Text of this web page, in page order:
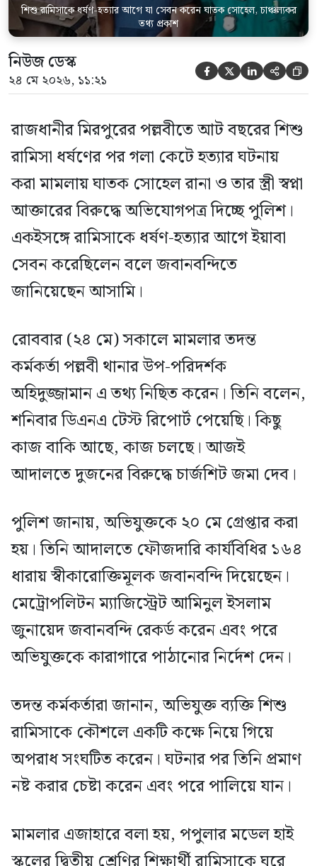
শিশু রামিসাকে ধর্ষণ-হত্যার আগে যা সেবন করেন ঘাতক সোহেল, চাঞ্চল্যকর
তথ্য প্রকাশ
নিউজ ডেস্ক
২৪ মে ২০২৬, ১১:২১     
রাজধানীর মিরপুরের পল্লবীতে আট বছরের শিশু
রামিসা ধর্ষণের পর গলা কেটে হত্যার ঘটনায়
করা মামলায় ঘাতক সোহেল রানা ও তার স্ত্রী স্বপ্না
আক্তারের বিরুদ্ধে অভিযোগপত্র দিচ্ছে পুলিশ।
একইসঙ্গে রামিসাকে ধর্ষণ-হত্যার আগে ইয়াবা
সেবন করেছিলেন বলে জবানবন্দিতে
জানিয়েছেন আসামি।
রোববার (২৪ মে) সকালে মামলার তদন্ত
কর্মকর্তা পল্লবী থানার উপ-পরিদর্শক
অহিদুজ্জামান এ তথ্য নিছিত করেন। তিনি বলেন,
শনিবার ডিএনএ টেস্ট রিপোর্ট পেয়েছি। কিছু
কাজ বাকি আছে, কাজ চলছে। আজই
আদালতে দুজনের বিরুদ্ধে চার্জশিট জমা দেব।
পুলিশ জানায়, অভিযুক্তকে ২০ মে গ্রেপ্তার করা
হয়। তিনি আদালতে ফৌজদারি কার্যবিধির ১৬৪
ধারায় স্বীকারোক্তিমূলক জবানবন্দি দিয়েছেন।
মেট্রোপলিটন ম্যাজিস্ট্রেট আমিনুল ইসলাম
জুনায়েদ জবানবন্দি রেকর্ড করেন এবং পরে
অভিযুক্তকে কারাগারে পাঠানোর নির্দেশ দেন।
তদন্ত কর্মকর্তারা জানান, অভিযুক্ত ব্যক্তি শিশু
রামিসাকে কৌশলে একটি কক্ষে নিয়ে গিয়ে
অপরাধ সংঘটিত করেন। ঘটনার পর তিনি প্রমাণ
নষ্ট করার চেষ্টা করেন এবং পরে পালিয়ে যান।
মামলার এজাহারে বলা হয়, পপুলার মডেল হাই